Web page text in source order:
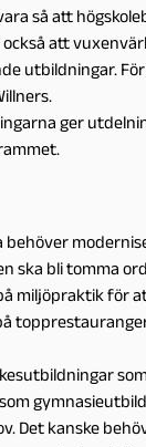
så att
att
utbildningar.
ger
ska bli tomma
miljöpraktik för
Det kanske